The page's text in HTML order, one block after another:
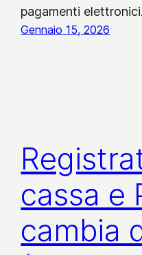
pagamenti elettronici.
Gennaio 15, 2026
cassa e
cambia